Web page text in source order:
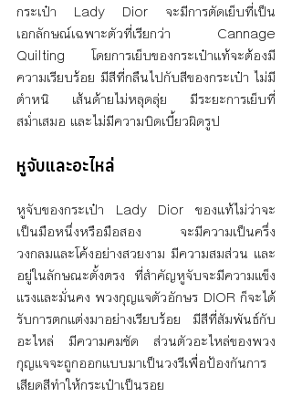
กระเป๋า Lady Dior จะมีการตัดเย็บที่เป็น
เอกลักษณ์เฉพาะตัวที่เรียกว่า Cannage
Quilting โดยการเย็บของกระเป๋าแท้จะต้องมี
ความเรียบร้อย มีสีที่กลืนไปกับสีของกระเป๋า ไม่มี
ตำหนิ เส้นด้ายไม่หลุดลุ่ย มีระยะการเย็บที่
สม่ำเสมอ และไม่มีความบิดเบี้ยวผิดรูป
หูจับและอะไหล่
หูจับของกระเป๋า Lady Dior ของแท้ไม่ว่าจะ
เป็นมือหนึ่งหรือมือสอง จะมีความเป็นครึ่ง
วงกลมและโค้งอย่างสวยงาม มีความสมส่วน และ
อยู่ในลักษณะตั้งตรง ที่สำคัญหูจับจะมีความแข็ง
แรงและมั่นคง พวงกุญแจตัวอักษร DIOR ก็จะได้
รับการตกแต่งมาอย่างเรียบร้อย มีสีที่สัมพันธ์กับ
อะไหล่ มีความคมชัด ส่วนตัวอะไหล่ของพวง
กุญแจจะถูกออกแบบมาเป็นวงรีเพื่อป้องกันการ
เสียดสีทำให้กระเป๋าเป็นรอย